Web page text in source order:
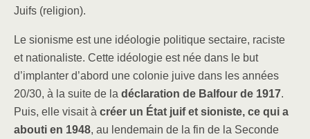
Juifs (religion).
Le sionisme est une idéologie politique sectaire, raciste
et nationaliste. Cette idéologie est née dans le but
d’implanter d’abord une colonie juive dans les années
20/30, à la suite de la déclaration de Balfour de 1917.
Puis, elle visait à créer un État juif et sioniste, ce qui a
abouti en 1948, au lendemain de la fin de la Seconde